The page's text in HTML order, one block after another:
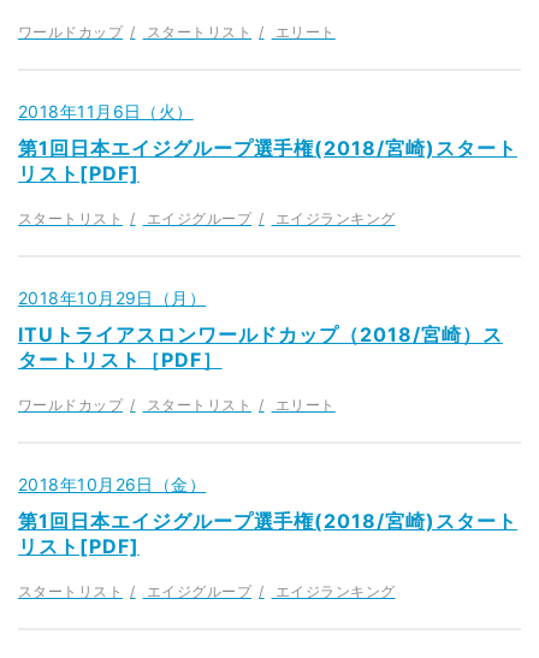
ワールドカップ スタートリスト エリート
2018年11月6日（火）
第1回日本エイジグループ選手権(2018/宮崎)スタート
リスト[PDF]
スタートリスト エイジグループ エイジランキング
2018年10月29日（月）
ITUトライアスロンワールドカップ（2018/宮崎）ス
タートリスト［PDF］
ワールドカップ スタートリスト エリート
2018年10月26日（金）
第1回日本エイジグループ選手権(2018/宮崎)スタート
リスト[PDF]
スタートリスト エイジグループ エイジランキング